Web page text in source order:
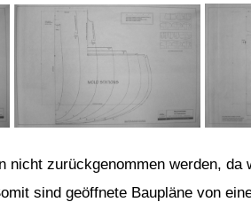
nicht zurückgenommen werden,
sind geöffnete Baupläne von